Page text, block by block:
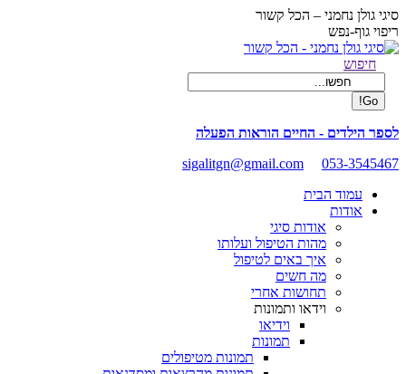
Skip
to
content
סיגי גולן נחמני – הכל קשור
ריפוי גוף-נפש
Facebook
opens
new
window
Search:
חיפוש
לספר הילדים - החיים הוראות הפעלה
sigalitgn@gmail.com
053-3545467
עמוד הבית
אודות
אודות סיגי
מהות הטיפול ועלותו
איך באים לטיפול
מה חשים
תחושות אחרי
וידאו ותמונות
וידיאו
תמונות
תמונות מטיפולים